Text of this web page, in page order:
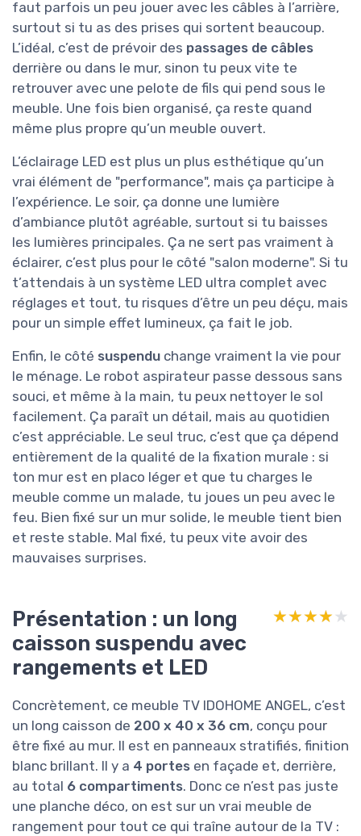
faut parfois un peu jouer avec les câbles à l’arrière,
surtout si tu as des prises qui sortent beaucoup.
L’idéal, c’est de prévoir des passages de câbles
derrière ou dans le mur, sinon tu peux vite te
retrouver avec une pelote de fils qui pend sous le
meuble. Une fois bien organisé, ça reste quand
même plus propre qu’un meuble ouvert.
L’éclairage LED est plus un plus esthétique qu’un
vrai élément de "performance", mais ça participe à
l’expérience. Le soir, ça donne une lumière
d’ambiance plutôt agréable, surtout si tu baisses
les lumières principales. Ça ne sert pas vraiment à
éclairer, c’est plus pour le côté "salon moderne". Si tu
t’attendais à un système LED ultra complet avec
réglages et tout, tu risques d’être un peu déçu, mais
pour un simple effet lumineux, ça fait le job.
Enfin, le côté suspendu change vraiment la vie pour
le ménage. Le robot aspirateur passe dessous sans
souci, et même à la main, tu peux nettoyer le sol
facilement. Ça paraît un détail, mais au quotidien
c’est appréciable. Le seul truc, c’est que ça dépend
entièrement de la qualité de la fixation murale : si
ton mur est en placo léger et que tu charges le
meuble comme un malade, tu joues un peu avec le
feu. Bien fixé sur un mur solide, le meuble tient bien
et reste stable. Mal fixé, tu peux vite avoir des
mauvaises surprises.
Présentation : un long
caisson suspendu avec
rangements et LED
★★★★★
★★★★★
Concrètement, ce meuble TV IDOHOME ANGEL, c’est
un long caisson de 200 x 40 x 36 cm, conçu pour
être fixé au mur. Il est en panneaux stratifiés, finition
blanc brillant. Il y a 4 portes en façade et, derrière,
au total 6 compartiments. Donc ce n’est pas juste
une planche déco, on est sur un vrai meuble de
rangement pour tout ce qui traîne autour de la TV :